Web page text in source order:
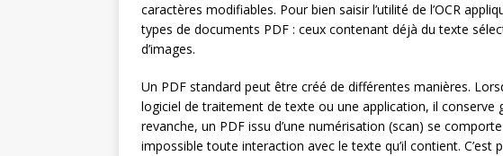
caractères modifiables. Pour bien saisir l’utilité de l’OCR
types de documents PDF : ceux contenant déjà du texte
d’images.
Un PDF standard peut être créé de différentes manières.
logiciel de traitement de texte ou une application, il conserve
revanche, un PDF issu d’une numérisation (scan) se
impossible toute interaction avec le texte qu’il contient. C’est